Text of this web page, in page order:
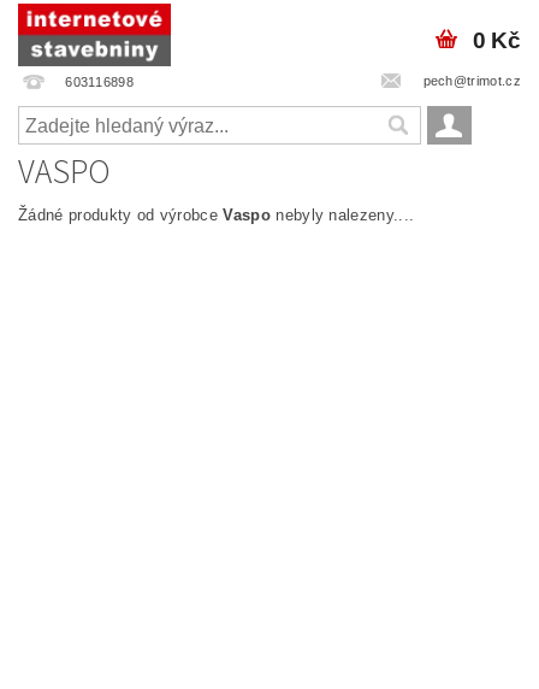
603116898 pech@trimot.cz
0 Kč
VASPO
Žádné produkty od výrobceVasponebyly nalezeny....